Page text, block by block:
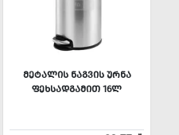
ᲛᲔᲢᲐᲚᲘᲡ ᲜᲐᲒᲕᲘᲡ ᲣᲠᲜᲐ
ᲤᲔᲮᲡᲐᲓᲒᲐᲛᲘᲗ 16Ლ